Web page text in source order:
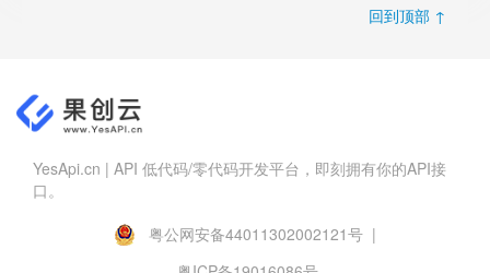
回到顶部 ↑
YesApi.cn | API 低代码/零代码开发平台，即刻拥有你的API接
口。
粤公网安备44011302002121号 |